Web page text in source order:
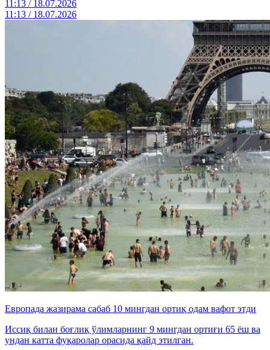
11:13 / 18.07.2026
11:13 / 18.07.2026
Европада жазирама сабаб 10 мингдан ортиқ одам вафот этди
Иссиқ билан боғлиқ ўлимларнинг 9 мингдан ортиғи 65 ёш ва
ундан катта фуқаролар орасида қайд этилган.